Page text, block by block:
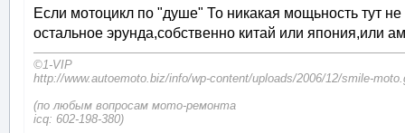
Если мотоцикл по "душе" То никакая мощьность тут
остальное эрунда,собственно китай или япония,или
©1-VIP
http://www.autoemoto.biz/info/wp-content/uploads/2006/12/smile-
(по любым вопросам мото-ремонта
icq: 602-198-380)